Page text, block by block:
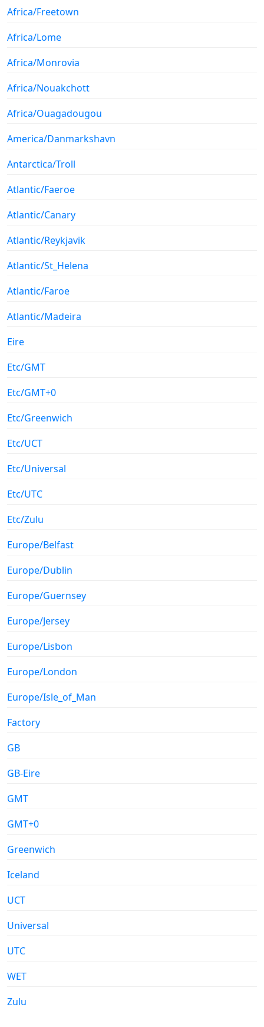
Africa/Freetown
Africa/Lome
Africa/Monrovia
Africa/Nouakchott
Africa/Ouagadougou
America/Danmarkshavn
Antarctica/Troll
Atlantic/Faeroe
Atlantic/Canary
Atlantic/Reykjavik
Atlantic/St_Helena
Atlantic/Faroe
Atlantic/Madeira
Eire
Etc/GMT
Etc/GMT+0
Etc/Greenwich
Etc/UCT
Etc/Universal
Etc/UTC
Etc/Zulu
Europe/Belfast
Europe/Dublin
Europe/Guernsey
Europe/Jersey
Europe/Lisbon
Europe/London
Europe/Isle_of_Man
Factory
GB
GB-Eire
GMT
GMT+0
Greenwich
Iceland
UCT
Universal
UTC
WET
Zulu